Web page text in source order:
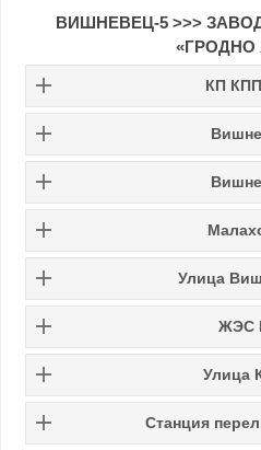
ВИШНЕВЕЦ-5 >>>
«ГРОДНО
КП
Улица
ЖЭС
Улица
Станция